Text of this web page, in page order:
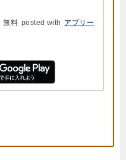
無料 posted with アプリー